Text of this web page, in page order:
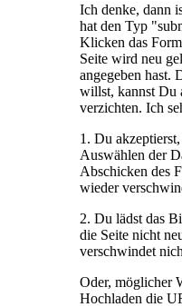
Ich denke, dann
hat den Typ
Klicken das
Seite wird neu
angegeben hast.
willst, kannst Du
verzichten. Ich
1. Du
Auswählen der
Abschicken des
wieder
2. Du lädst das
die Seite nicht
verschwindet
Oder, möglicher
Hochladen die